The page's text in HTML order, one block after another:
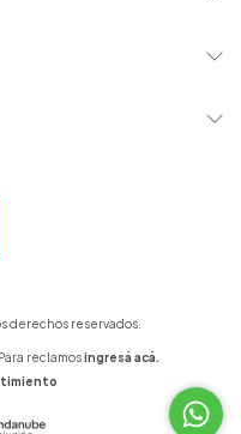
derechos reservados.
reclamosingresá acá.